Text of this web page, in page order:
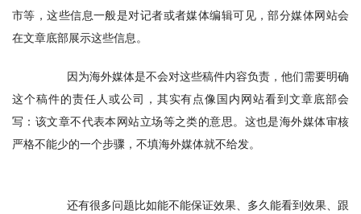
市等，这些信息一般是对记者或者媒体编辑可见，部分媒体网站会
在文章底部展示这些信息。
因为海外媒体是不会对这些稿件内容负责，他们需要明确
这个稿件的责任人或公司，其实有点像国内网站看到文章底部会
写：该文章不代表本网站立场等之类的意思。这也是海外媒体审核
严格不能少的一个步骤，不填海外媒体就不给发。
还有很多问题比如能不能保证效果、多久能看到效果、跟